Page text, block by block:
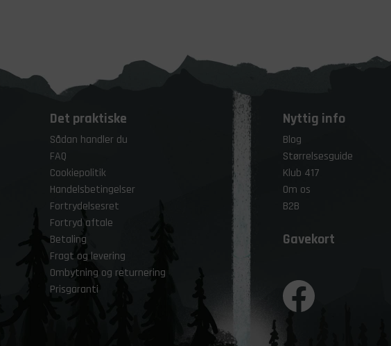
Det praktiske
Sådan handler du
FAQ
Cookiepolitik
Handelsbetingelser
Fortrydelsesret
Fortryd aftale
Betaling
Fragt og levering
Ombytning og returnering
Prisgaranti
Nyttig info
Blog
Størrelsesguide
Klub 417
Om os
B2B
Gavekort